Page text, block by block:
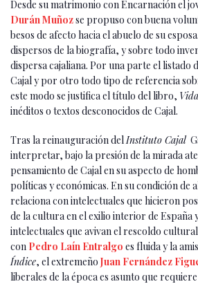
Desde su matrimonio con Encarnación el
Durán Muñozse propuso con buena
besos de afecto hacia el abuelo de su
dispersos de la biografía, y sobre todo
dispersa cajaliana. Por una parte el listado
Cajal y por otro todo tipo de referencia
este modo se justifica el título del libro,
inéditos o textos desconocidos de Cajal.
Tras la reinauguración delInstituto Cajal
interpretar, bajo la presión de la mirada
pensamiento de Cajal en su aspecto de
políticas y económicas. En su condición de
relaciona con intelectuales que hicieron
de la cultura en el exilio interior de España
intelectuales que avivan el rescoldo
con Pedro Laín Entralgo es fluida y la
Índice, el extremeño Juan Fernández
liberales de la época es asunto que